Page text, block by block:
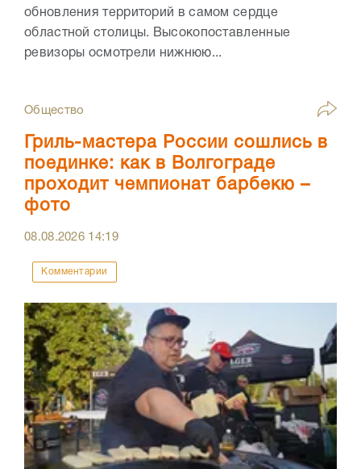
обновления территорий в самом сердце
областной столицы. Высокопоставленные
ревизоры осмотрели нижнюю...
Общество
Гриль-мастера России сошлись в
поединке: как в Волгограде
проходит чемпионат барбекю –
фото
08.08.2026 14:19
Комментарии